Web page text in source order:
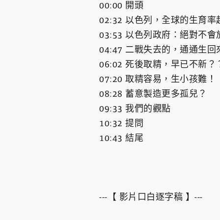
00:00 開頭
02:32 以色列，全球的生育率
03:53 以色列政府：絕對不會
04:47 二戰失去的，通通生回
06:02 死後取精，早已不新？
07:20 取精容易，生小孩難！
08:28 蓄意製造更多孤兒？
09:33 我們的觀點
10:32 提問
10:43 結尾
---【 影片口白逐字稿 】---